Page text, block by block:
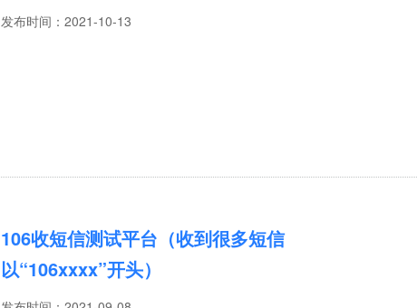
发布时间： 2021-10-13
106收短信测试平台（收到很多短信
以“106xxxx”开头）